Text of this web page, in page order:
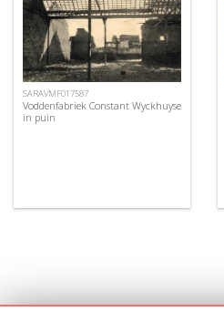
SARAVMF017587
Voddenfabriek Constant Wyckhuyse
in puin